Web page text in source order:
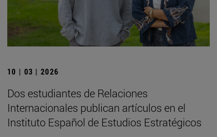
10 | 03 | 2026
Dos estudiantes de Relaciones
Internacionales publican artículos en el
Instituto Español de Estudios Estratégicos